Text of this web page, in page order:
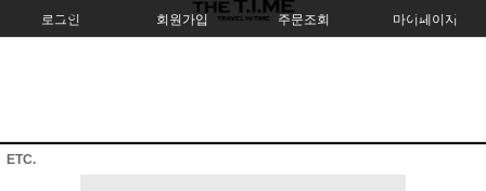
로그인 회원가입 주문조회 마이페이지
ETC.